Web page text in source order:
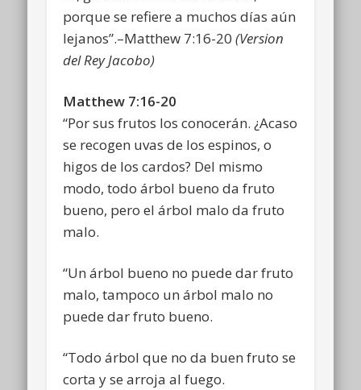
porque se refiere a muchos días aún
lejanos”.–Matthew 7:16-20(Version
del Rey Jacobo)
Matthew 7:16-20
“Por sus frutos los conocerán. ¿Acaso
se recogen uvas de los espinos, o
higos de los cardos? Del mismo
modo, todo árbol bueno da fruto
bueno, pero el árbol malo da fruto
malo.
“Un árbol bueno no puede dar fruto
malo, tampoco un árbol malo no
puede dar fruto bueno.
“Todo árbol que no da buen fruto se
corta y se arroja al fuego.